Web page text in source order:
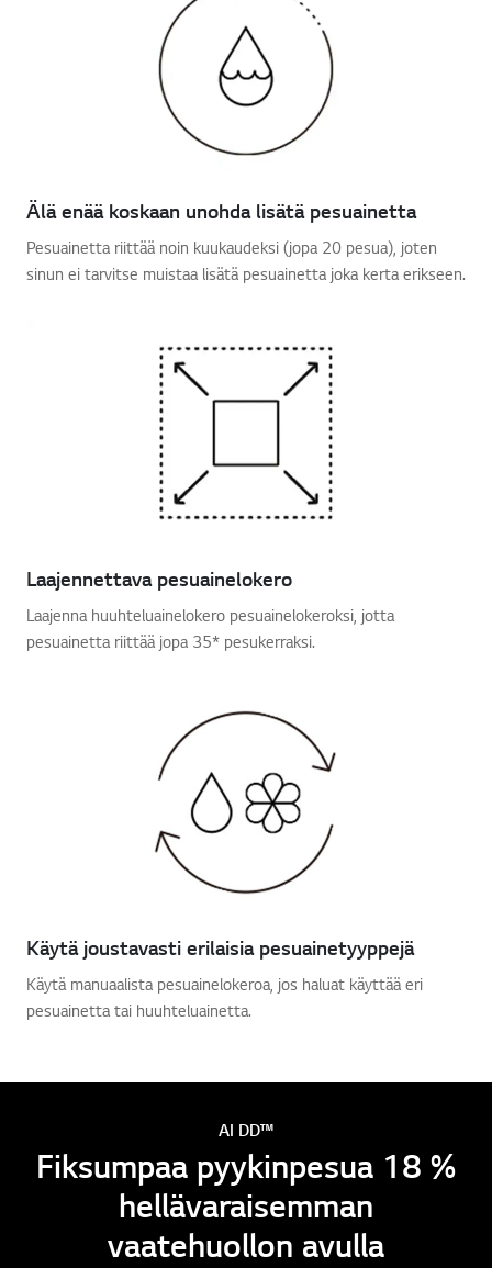
Älä enää koskaan unohda lisätä pesuainetta
Pesuainetta riittää noin kuukaudeksi (jopa 20 pesua), joten
sinun ei tarvitse muistaa lisätä pesuainetta joka kerta erikseen.
Laajennettava pesuainelokero
Laajenna huuhteluainelokero pesuainelokeroksi, jotta
pesuainetta riittää jopa 35* pesukerraksi.
Käytä joustavasti erilaisia pesuainetyyppejä
Käytä manuaalista pesuainelokeroa, jos haluat käyttää eri
pesuainetta tai huuhteluainetta.
AI DD™
Fiksumpaa pyykinpesua 18 %
hellävaraisemman
vaatehuollon avulla